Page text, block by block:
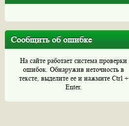
Сообщить об ошибке
На сайте работает система проверки
ошибок. Обнаружив неточность в
тексте, выделите ее и нажмите Ctrl +
Enter.